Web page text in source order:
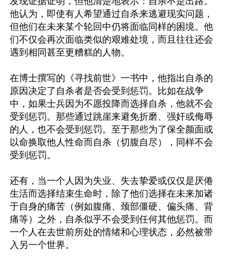
他认为，即使有人希望通过自杀来逃避现实问题，
但他们在未来某个轮回中仍将面临同样的困境。他
们不仅会再次面临类似的艰难处境，而且往往还会
遇到相同甚至更糟糕的人物。
在博士撰写的《寻找前世》一书中，他指出自杀的
原因决定了自杀者是否会受到惩罚。比如在战争
中，如果士兵因为不愿投降而选择自杀，他就不会
受到惩罚。那些通过跳崖来避免折磨、强奸或侮辱
的人，也不会受到惩罚。至于那些为了保全颜面或
以命换取他人性命而自杀（切腹自尽），同样不会
受到惩罚。
还有，当一个人因为失业、失去挚爱或仅仅是厌倦
生活而选择结束生命时，除了他们选择在未来加诸
于自身的痛苦（例如腹痛、颈部僵硬、偏头痛、背
痛等）之外，自杀似乎不会受到任何其他惩罚。而
一个人在去世前所处的情绪和心理状态，必然被带
入另一个世界。